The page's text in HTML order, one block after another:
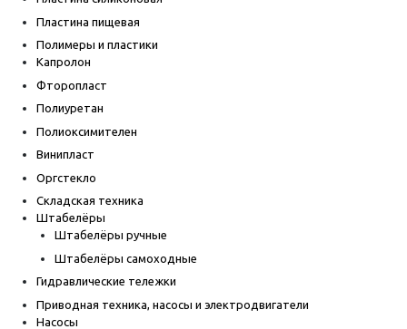
Пластина пищевая
Полимеры и пластики
Капролон
Фторопласт
Полиуретан
Полиоксимителен
Винипласт
Оргстекло
Складская техника
Штабелёры
Штабелёры ручные
Штабелёры самоходные
Гидравлические тележки
Приводная техника, насосы и электродвигатели
Насосы